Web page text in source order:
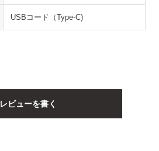
USBコード（Type-C)
レビューを書く